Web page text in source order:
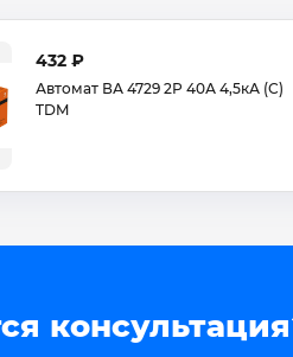
432 ₽
Автомат ВА 4729 2Р 40А 4,5кА (С)
TDM